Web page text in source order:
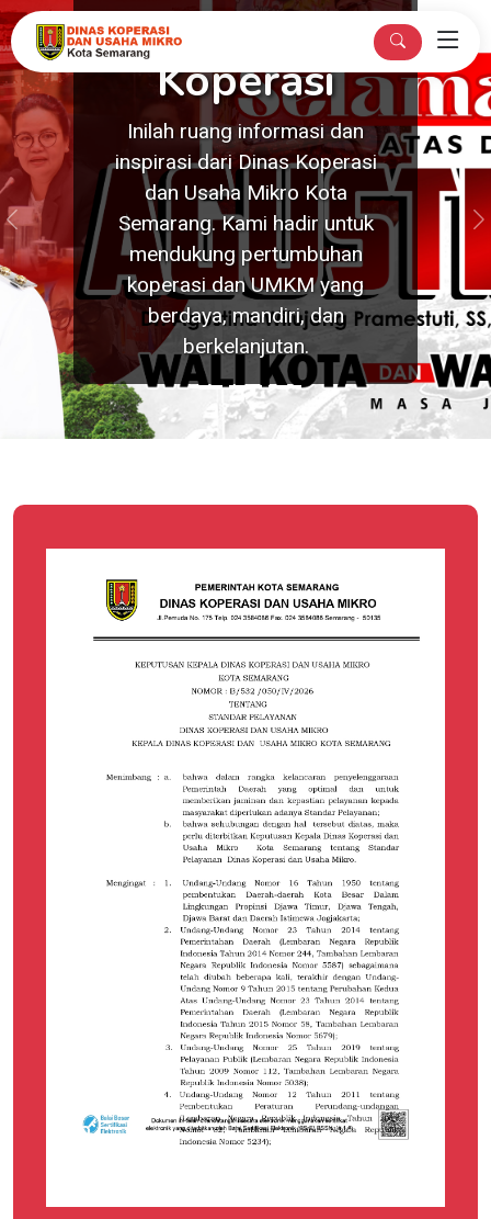
Dinas
Koperasi
Kami mengajak seluruh pelaku
koperasi dan UMKM untuk
bergandengan tangan,
berinovasi, dan berkolaborasi.
Bersama kita wujudkan
Semarang yang sejahtera
melalui UMKM yang tangguh.
Previous